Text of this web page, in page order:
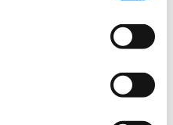
LED wielset Maxi Micro
€22,95